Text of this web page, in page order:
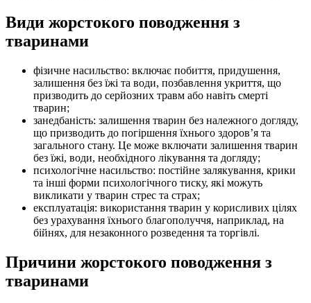
Види жорстокого поводження з
тваринами
фізичне насильство: включає побиття, придушення,
залишення без їжі та води, позбавлення укриття, що
призводить до серйозних травм або навіть смерті
тварин;
занедбаність: залишення тварин без належного догляду,
що призводить до погіршення їхнього здоров’я та
загального стану. Це може включати залишення тварин
без їжі, води, необхідного лікування та догляду;
психологічне насильство: постійне залякування, крики
та інші форми психологічного тиску, які можуть
викликати у тварин стрес та страх;
експлуатація: використання тварин у корисливих цілях
без урахування їхнього благополуччя, наприклад, на
бійнях, для незаконного розведення та торгівлі.
Причини жорстокого поводження з
тваринами